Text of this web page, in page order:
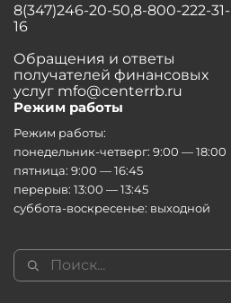
8(347)246-20-50,8-800-222-31-
16
Обращения и ответы
получателей финансовых
услуг mfo@centerrb.ru
Режим работы
Режим работы:
понедельник-четверг: 9:00 — 18:00
пятница: 9:00 — 16:45
перерыв: 13:00 — 13:45
суббота-воскресенье: выходной